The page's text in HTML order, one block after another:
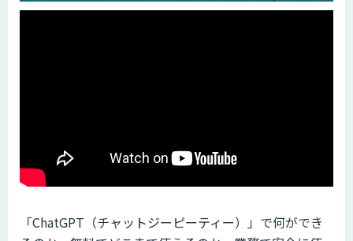
「ChatGPT（チャットジーピーティー）」で何ができ